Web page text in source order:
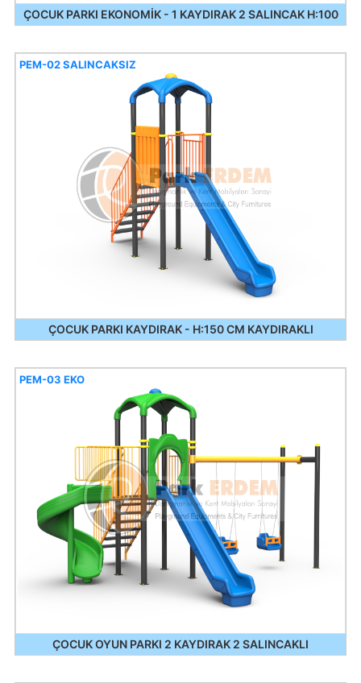
ÇOCUK PARKI EKONOMİK - 1 KAYDIRAK 2 SALINCAK H:100
ÇOCUK PARKI KAYDIRAK - H:150 CM KAYDIRAKLI
PEM-02 SALINCAKSIZ
ÇOCUK OYUN PARKI 2 KAYDIRAK 2 SALINCAKLI
PEM-03 EKO